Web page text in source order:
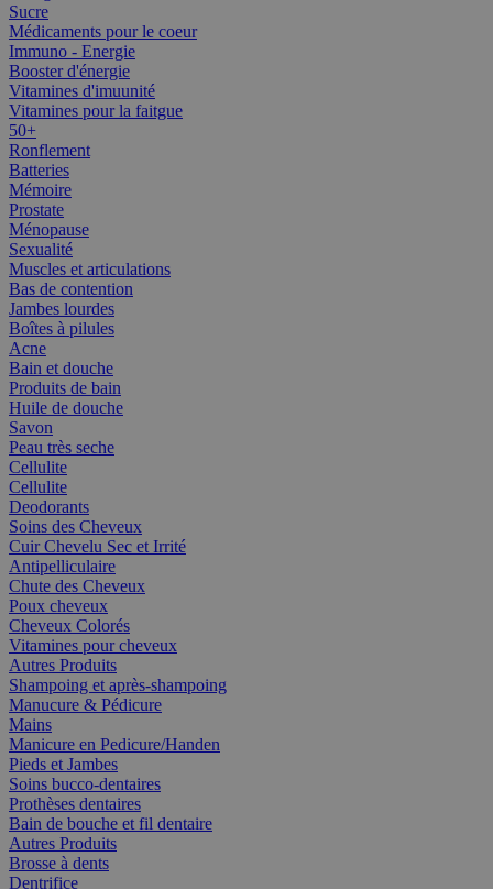
Sucre
Médicaments pour le coeur
Immuno - Energie
Booster d'énergie
Vitamines d'imuunité
Vitamines pour la faitgue
50+
Ronflement
Batteries
Mémoire
Prostate
Ménopause
Sexualité
Muscles et articulations
Bas de contention
Jambes lourdes
Boîtes à pilules
Acne
Bain et douche
Produits de bain
Huile de douche
Savon
Peau très seche
Cellulite
Cellulite
Deodorants
Soins des Cheveux
Cuir Chevelu Sec et Irrité
Antipelliculaire
Chute des Cheveux
Poux cheveux
Cheveux Colorés
Vitamines pour cheveux
Autres Produits
Shampoing et après-shampoing
Manucure & Pédicure
Mains
Manicure en Pedicure/Handen
Pieds et Jambes
Soins bucco-dentaires
Prothèses dentaires
Bain de bouche et fil dentaire
Autres Produits
Brosse à dents
Dentrifice